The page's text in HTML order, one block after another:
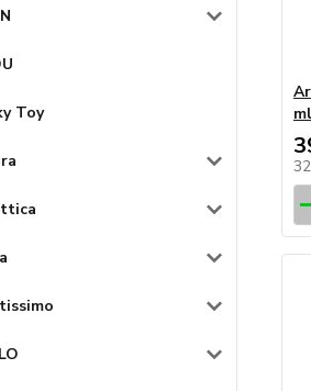
Toy